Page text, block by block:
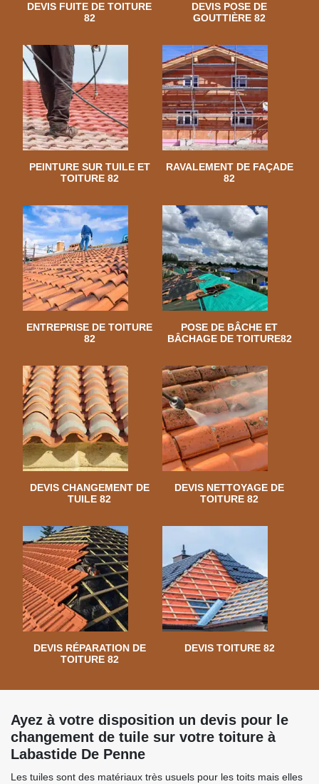
DEVIS FUITE DE TOITURE
82
DEVIS POSE DE
GOUTTIÈRE 82
PEINTURE SUR TUILE ET
TOITURE 82
RAVALEMENT DE FAÇADE
82
ENTREPRISE DE TOITURE
82
POSE DE BÂCHE ET
BÂCHAGE DE TOITURE82
DEVIS CHANGEMENT DE
TUILE 82
DEVIS NETTOYAGE DE
TOITURE 82
DEVIS RÉPARATION DE
TOITURE 82
DEVIS TOITURE 82
Ayez à votre disposition un devis pour le
changement de tuile sur votre toiture à
Labastide De Penne
Les tuiles sont des matériaux très usuels pour les toits mais elles